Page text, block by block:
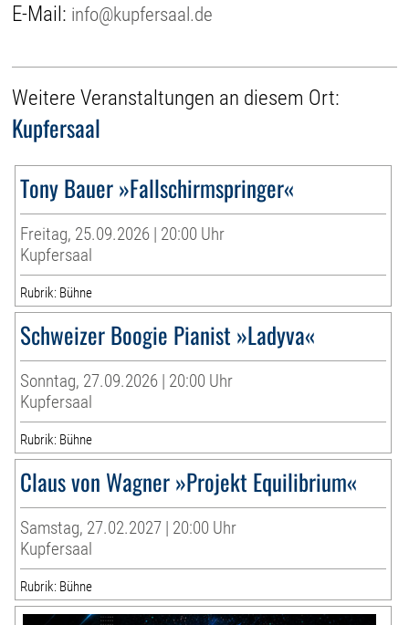
E-Mail: info@kupfersaal.de
Weitere Veranstaltungen an diesem Ort:
Kupfersaal
Tony Bauer »Fallschirmspringer«
Freitag, 25.09.2026 | 20:00 Uhr
Kupfersaal
Rubrik: Bühne
Schweizer Boogie Pianist »Ladyva«
Sonntag, 27.09.2026 | 20:00 Uhr
Kupfersaal
Rubrik: Bühne
Claus von Wagner »Projekt Equilibrium«
Samstag, 27.02.2027 | 20:00 Uhr
Kupfersaal
Rubrik: Bühne